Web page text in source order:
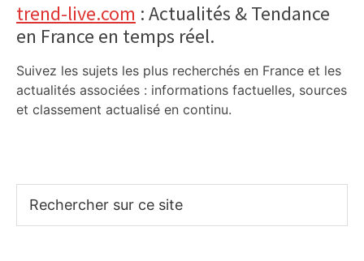
trend-live.com : Actualités & Tendance
en France en temps réel.
Suivez les sujets les plus recherchés en France et les
actualités associées : informations factuelles, sources
et classement actualisé en continu.
sur